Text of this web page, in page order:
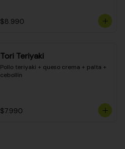
$8.990
Tori Teriyaki
Pollo teriyaki + queso crema + palta +
cebollín
$7.990